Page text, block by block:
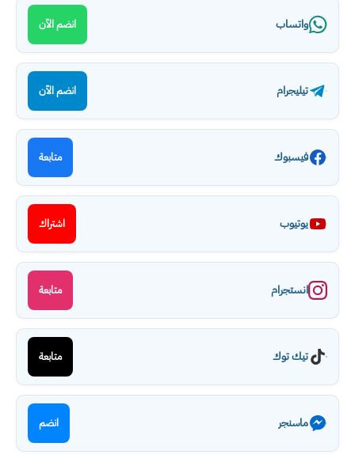
واتساب انضم الآن
تيليجرام انضم الآن
فيسبوك متابعة
يوتيوب اشتراك
انستجرام متابعة
تيك توك متابعة
ماسنجر انضم